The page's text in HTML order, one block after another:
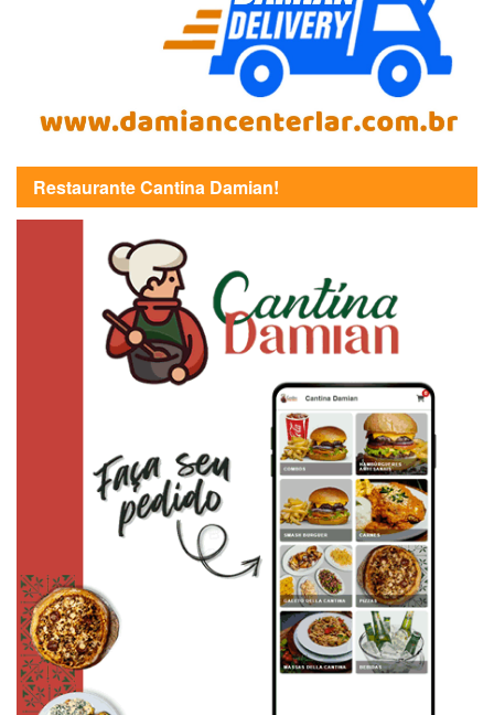
Restaurante Cantina Damian!